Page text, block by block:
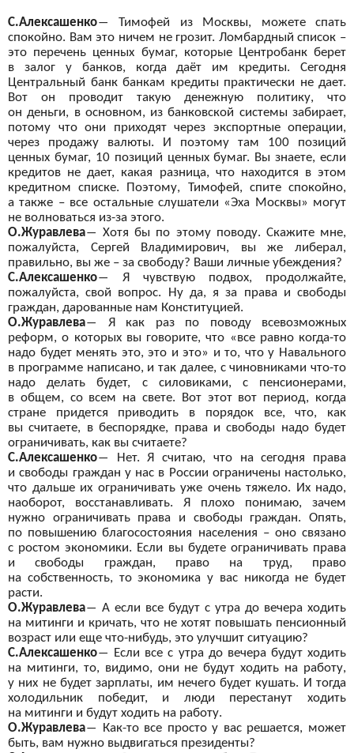
С.Алексашенко― Тимофей из
Москвы, можете спать
спокойно. Вам это ничем не грозит. Ломбардный список –
это перечень ценных бумаг, которые Центробанк берет
в
залог у банков, когда даёт им
кредиты. Сегодня
Центральный банк банкам кредиты практически не дает.
Вот он
проводит такую денежную политику, что
он деньги, в основном, из банковской системы забирает,
потому что они приходят через экспортные операции,
через продажу валюты. И
поэтому там 100 позиций
ценных бумаг, 10 позиций ценных бумаг. Вы знаете, если
кредитов не дает, какая разница, что находится в этом
кредитном списке. Поэтому, Тимофей, спите спокойно,
а также – все остальные слушатели «Эха Москвы» могут
не волноваться из-за этого.
О.Журавлева― Хотя бы по этому поводу. Скажите мне,
пожалуйста, Сергей Владимирович, вы
же либерал,
правильно, вы же – за свободу? Ваши личные убеждения?
С.Алексашенко― Я
чувствую подвох, продолжайте,
пожалуйста, свой вопрос. Ну да, я за права и свободы
граждан, дарованные нам Конституцией.
О.Журавлева― Я как раз по
поводу всевозможных
реформ, о которых вы говорите, что «все равно когда-то
надо будет менять это, это и это» и то, что у Навального
в программе написано, и так далее, с чиновниками что-то
надо делать будет, с
силовиками, с
пенсионерами,
в общем, со всем на свете. Вот этот вот период, когда
стране придется приводить в
порядок все, что, как
вы считаете, в беспорядке, права и свободы надо будет
ограничивать, как вы считаете?
С.Алексашенко― Нет. Я считаю, что на
сегодня права
и свободы граждан у нас в России ограничены настолько,
что дальше их ограничивать уже очень тяжело. Их надо,
наоборот, восстанавливать. Я
плохо понимаю, зачем
нужно ограничивать права и
свободы граждан. Опять,
по повышению благосостояния населения – оно связано
с ростом экономики. Если вы будете ограничивать права
и
свободы граждан, право на
труд, право
на собственность, то экономика у вас никогда не будет
расти.
О.Журавлева― А если все будут с утра до вечера ходить
на митинги и кричать, что не хотят повышать пенсионный
возраст или еще что-нибудь, это улучшит ситуацию?
С.Алексашенко― Если все с утра до вечера будут ходить
на митинги, то, видимо, они не будут ходить на работу,
у них не будет зарплаты, им нечего будет кушать. И тогда
холодильник победит, и
люди перестанут ходить
на митинги и будут ходить на работу.
О.Журавлева― Как-то все просто у вас решается, может
быть, вам нужно выдвигаться президенты?